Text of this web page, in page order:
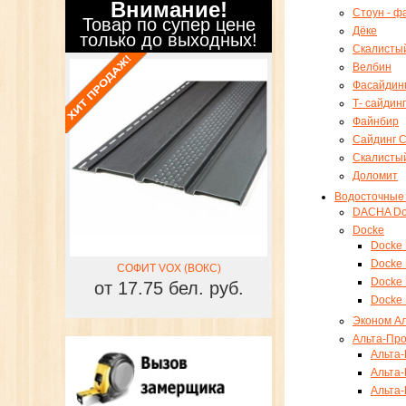
Внимание!
Товар по супер цене
только до выходных!
СОФИТ VOX (ВОКС)
от 17.75 бел. руб.
СОФИТ VOX
от 17.75
Стоун -
Дёке
Велбин
Т-
Файнбир
Сайдинг
Доломит
DACHA
Docke
Docke
Эконом
Альта-